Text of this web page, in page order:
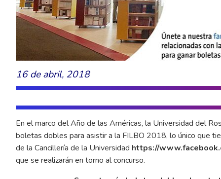
16 de abril, 2018
En el marco del Año de las Américas, la Universidad del
boletas dobles para asistir a la FILBO 2018, lo único que
de la Cancillería de la Universidad https://
que se realizarán en torno al concurso.